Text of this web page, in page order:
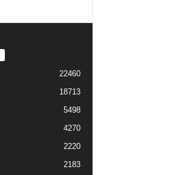
22460
18713
5498
4270
2220
2183